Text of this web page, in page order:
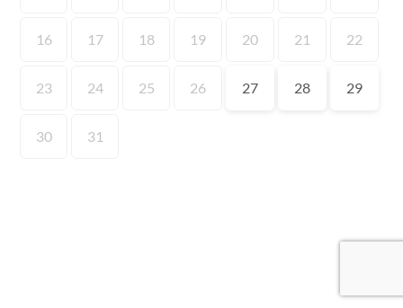
16 17 18 19 20 21 22
23 24 25 26 27 28 29
30 31